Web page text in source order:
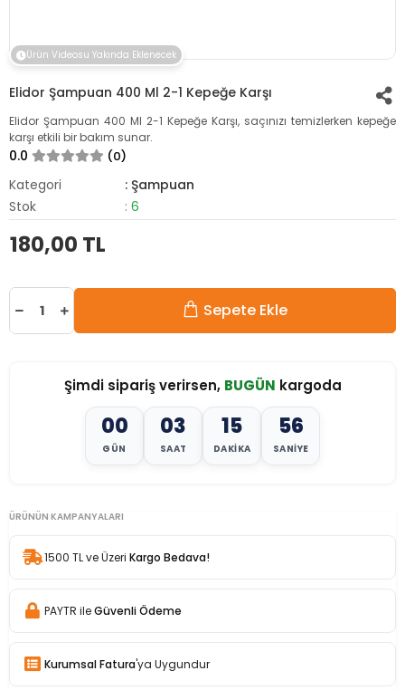
Ürün Videosu Yakında Eklenecek
Elidor Şampuan 400 Ml 2-1 Kepeğe Karşı
Elidor Şampuan 400 Ml 2-1 Kepeğe Karşı, saçınızı temizlerken kepeğe
karşı etkili bir bakım sunar.
0.0 (0)
Kategori
: Şampuan
Stok
: 6
180,00 TL
Sepete Ekle
Şimdi sipariş verirsen, BUGÜN kargoda
00
GÜN
03
SAAT
15
DAKIKA
54
SANIYE
ÜRÜNÜN KAMPANYALARI
1500 TL ve Üzeri Kargo Bedava!
PAYTR ileGüvenli Ödeme
Kurumsal Fatura'ya Uygundur